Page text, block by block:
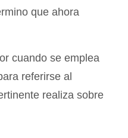
que ahora
cuando se emplea
referirse al
realiza sobre